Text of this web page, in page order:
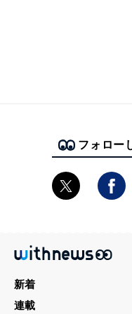
フォロー
新着
連載